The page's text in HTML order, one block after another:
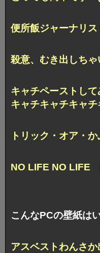
便所飯ジャーナリ
殺意、むき出しち
キャチペーストして
キャチキャチキャ
トリック・オア・
NO LIFE NO LIFE
こんなPCの壁紙は
アスベストわんさ